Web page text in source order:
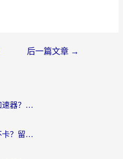
后一篇文章 →
国外打魔渊之刃用什么加速器？2026海外玩家国服游戏加速全攻略（附闪耀暖暖&复苏的魔女避坑指南）
在美国怎么打英雄联盟不卡？留学生亲测的国服游戏加速全攻略